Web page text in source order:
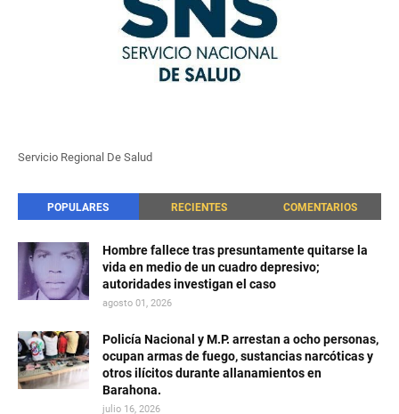
Servicio Regional De Salud
POPULARES RECIENTES COMENTARIOS
Hombre fallece tras presuntamente quitarse la
vida en medio de un cuadro depresivo;
autoridades investigan el caso
agosto 01, 2026
Policía Nacional y M.P. arrestan a ocho personas,
ocupan armas de fuego, sustancias narcóticas y
otros ilícitos durante allanamientos en
Barahona.
julio 16, 2026